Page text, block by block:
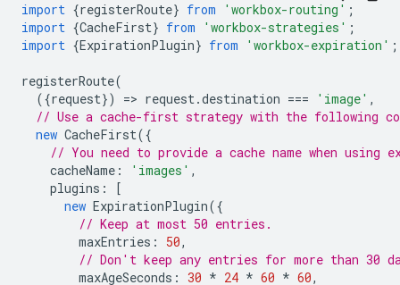
import {registerRoute} from 'workbox-routing' ;
import {CacheFirst} from 'workbox-strategies' ;
import {ExpirationPlugin} from 'workbox-expiration' ;
registerRoute(
({request}) => request.destination === 'image' ,
// Use a cache-first strategy with the following
new CacheFirst({
// You need to provide a cache name when using
cacheName : 'images' ,
plugins :
[
new ExpirationPlugin({
// Keep at most 50 entries.
maxEntries : 50,
// Don't keep any entries for more than 30
maxAgeSeconds : 30 * 24 * 60 * 60,